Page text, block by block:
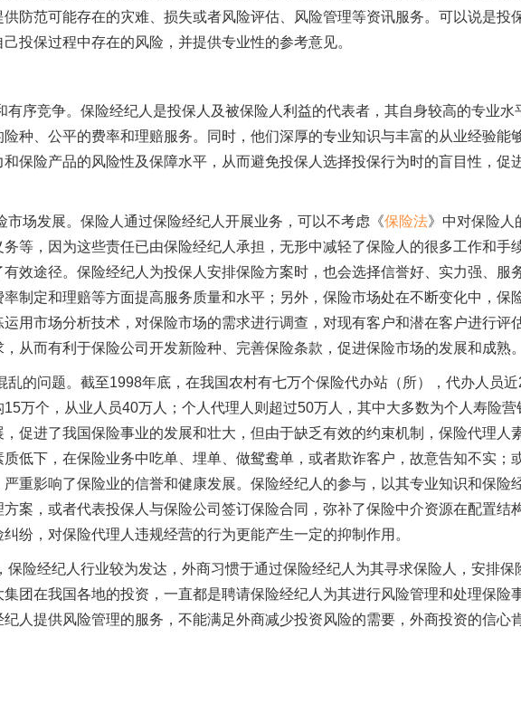
防范可能存在的灾难、损失或者风险评估、风险管理等资讯服务。可以说是投
投保过程中存在的风险，并提供专业性的参考意见。
有序竞争。保险经纪人是投保人及被保险人利益的代表者，其自身较高的专业水
种、公平的费率和理赔服务。同时，他们深厚的专业知识与丰富的从业经验能
和保险产品的风险性及保障水平，从而避免投保人选择投保行为时的盲目性，促
市场发展。保险人通过保险经纪人开展业务，可以不考虑《保险法》中对保险人
等，因为这些责任已由保险经纪人承担，无形中减轻了保险人的很多工作和手
效途径。保险经纪人为投保人安排保险方案时，也会选择信誉好、实力强、服
制定和理赔等方面提高服务质量和水平；另外，保险市场处在不断变化中，保
用市场分析技术，对保险市场的需求进行调查，对现有客户和潜在客户进行评
从而有利于保险公司开发新险种、完善保险条款，促进保险市场的发展和成熟。
乱的问题。截至1998年底，在我国农村有七万个保险代办站（所），代办人员近
15万个，从业人员40万人；个人代理人则超过50万人，其中大多数为个人寿险营
促进了我国保险事业的发展和壮大，但由于缺乏有效的约束机制，保险代理人
低下，在保险业务中吃单、埋单、做鸳鸯单，或者欺诈客户，故意告知不实；
重影响了保险业的信誉和健康发展。保险经纪人的参与，以其专业知识和保险
案，或者代表投保人与保险公司签订保险合同，弥补了保险中介资源在配置结
纷，对保险代理人违规经营的行为更能产生一定的抑制作用。
保险经纪人行业较为发达，外商习惯于通过保险经纪人为其寻求保险人，安排保
团在我国各地的投资，一直都是聘请保险经纪人为其进行风险管理和处理保险
人提供风险管理的服务，不能满足外商减少投资风险的需要，外商投资的信心